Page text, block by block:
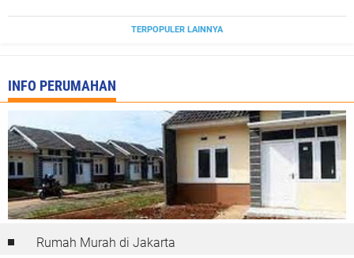
TERPOPULER LAINNYA
INFO PERUMAHAN
Rumah Murah di Jakarta